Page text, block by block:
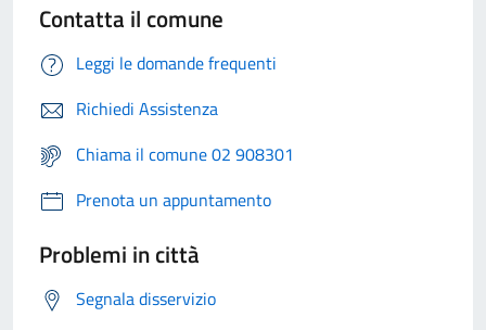
Contatta il comune
Leggi le domande frequenti
Richiedi Assistenza
Chiama il comune 02 908301
Prenota un appuntamento
Problemi in città
Segnala disservizio